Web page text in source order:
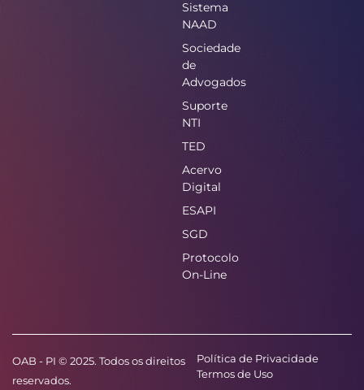
Sistema
NAAD
Sociedade
de
Advogados
Suporte
NTI
TED
Acervo
Digital
ESAPI
SGD
Protocolo
On-Line
OAB - PI © 2025. Todos os direitos
reservados.
Política de Privacidade
Termos de Uso